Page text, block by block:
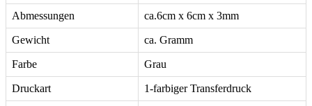
Abmessungen ca.6cm x 6cm x 3mm
Gewicht ca. Gramm
Farbe Grau
Druckart 1-farbiger Transferdruck